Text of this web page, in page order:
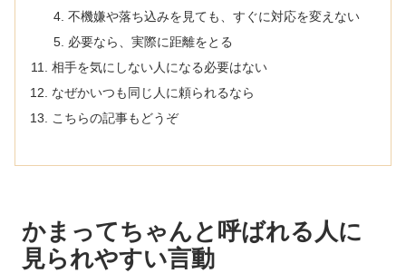
不機嫌や落ち込みを見ても、すぐに対応を変えない
必要なら、実際に距離をとる
相手を気にしない人になる必要はない
なぜかいつも同じ人に頼られるなら
こちらの記事もどうぞ
かまってちゃんと呼ばれる人に
見られやすい言動